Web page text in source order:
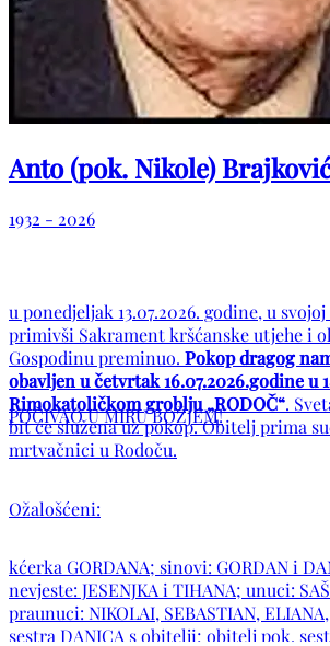
Anto (pok. Nikole)
1932 - 2026
u ponedjeljak 13.07.2026. godine, u
primivši Sakrament kršćanske utjehe i
Gospodinu preminuo. Pokop dragog
obavljen u četvrtak 16.07.2026.godine u
Rimokatoličkom groblju „RODOČ“.
bit će služena uz pokop. Obitelj prima
mrtvačnici u Rodoču.
POČIVAO U MIRU BOŽJEM!
Ožalošćeni:
kćerka GORDANA; sinovi: GORDAN i
nevjeste: JESENJKA i TIHANA; unuci:
praunuci: NIKOLAI, SEBASTIAN,
sestra DANICA s obitelji; obitelj pok.